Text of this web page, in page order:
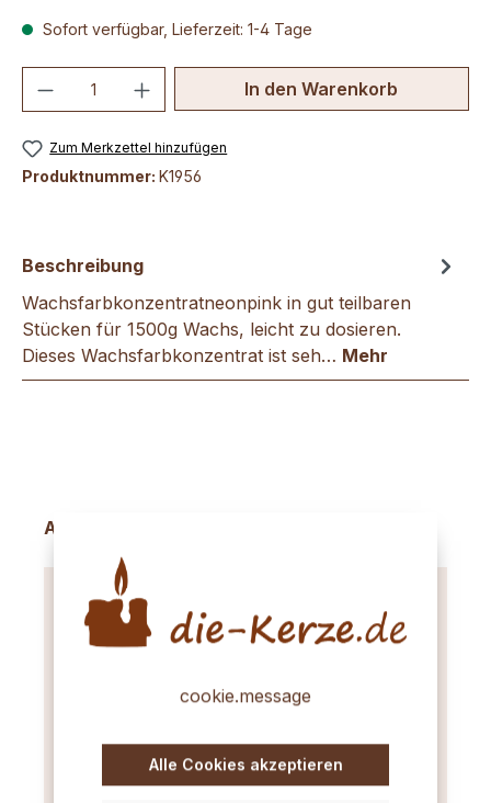
Sofort verfügbar, Lieferzeit: 1-4 Tage
Produkt Anzahl: Gib denIn den Warenkorb
Zum Merkzettel hinzufügen
Produktnummer: K1956
Beschreibung
Wachsfarbkonzentratneonpink in gut teilbaren
Stücken für 1500g Wachs, leicht zu dosieren.
Dieses Wachsfarbkonzentrat ist seh… Mehr
Produktgalerie überspringen
Accessory Items
cookie.message
Alle Cookies akzeptieren